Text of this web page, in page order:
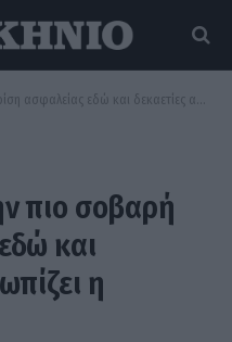
εδώ και δεκαετίες αντιμετωπίζει η Ευρώπη
πιο σοβαρή
και
η